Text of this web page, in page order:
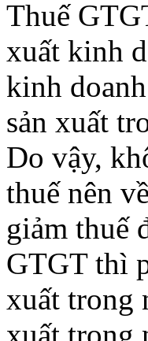
Thuế
xuất kinh
kinh
sản xuất
Do vậy,
thuế nên
giảm thuế
GTGT thì
xuất trong
xuất trong